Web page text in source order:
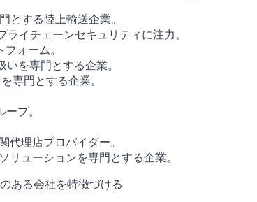
する陸上輸送企業。
イチェーンセキュリティに注力。
ォーム。
を専門とする企業。
専門とする企業。
プ。
理店プロバイダー。
ューションを専門とする企業。
ある会社を特徴づける